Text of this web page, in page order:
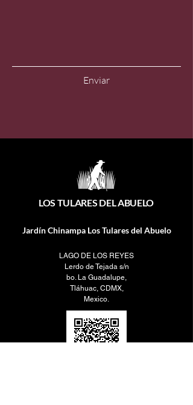
Enviar
LOS TULARES DEL ABUELO
Jardín Chinampa Los Tulares del Abuelo
LAGO DE LOS REYES
Lerdo de Tejada s/n
bo. La Guadalupe,
Tláhuac, CDMX,
Mexico.